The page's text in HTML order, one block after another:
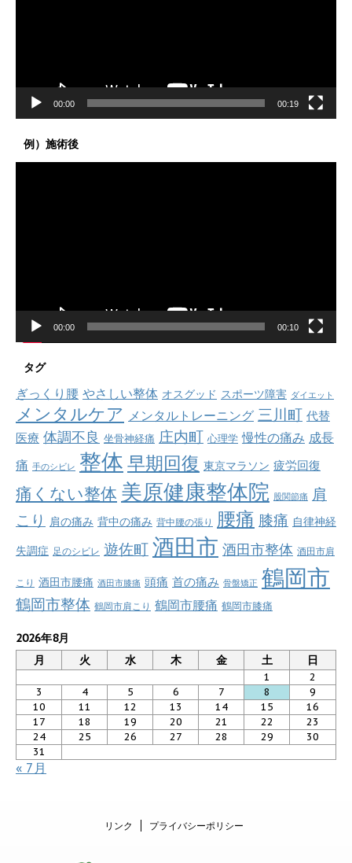
00:00 00:19
例）施術後
00:00 00:10
タグ
ぎっくり腰 やさしい整体 オスグッド スポーツ障害 ダイエット
メンタルケア メンタルトレーニング 三川町 代替
医療 体調不良 坐骨神経痛 庄内町 心理学 慢性の痛み 成長
痛 手のシビレ 整体 早期回復 東京マラソン 疲労回復
痛くない整体 美原健康整体院 股関節痛 肩
こり 肩の痛み 背中の痛み 背中腰の張り 腰痛 膝痛 自律神経
失調症 足のシビレ 遊佐町 酒田市 酒田市整体 酒田市肩
こり 酒田市腰痛 酒田市膝痛 頭痛 首の痛み 骨盤矯正 鶴岡市
鶴岡市整体 鶴岡市肩こり 鶴岡市腰痛 鶴岡市膝痛
2026年8月
月
火 水 木 金 土 日
1
2
3
4 5 6 7 8
9
10
11 12 13 14 15
16
17
18 19 20 21 22
23
24
25 26 27 28 29
30
31
« 7月
リンク プライバシーポリシー